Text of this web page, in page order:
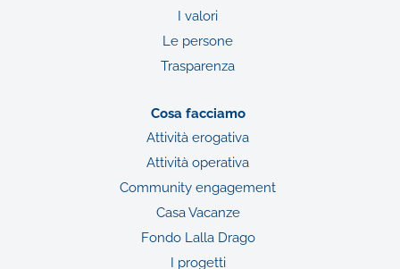
I valori
Le persone
Trasparenza
Cosa facciamo
Attività erogativa
Attività operativa
Community engagement
Casa Vacanze
Fondo Lalla Drago
I progetti